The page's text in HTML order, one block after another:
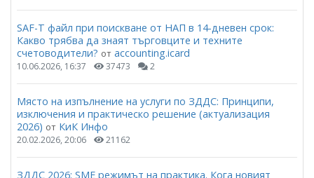
SAF-T файл при поискване от НАП в 14-дневен срок:
Какво трябва да знаят търговците и техните
счетоводители? от accounting.icard
10.06.2026, 16:37 37473 2
Място на изпълнение на услуги по ЗДДС: Принципи,
изключения и практическо решение (актуализация
2026) от КиК Инфо
20.02.2026, 20:06 21162
ЗДДС 2026: SME режимът на практика. Кога новият